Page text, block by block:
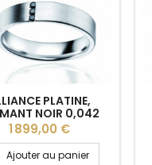
PLATINE,
NOIR 0,042
"XYNTHIA" LUCIEN
PFERTZEL 4,8 MM
Prix
1 899,00 €
Ajouter au panier